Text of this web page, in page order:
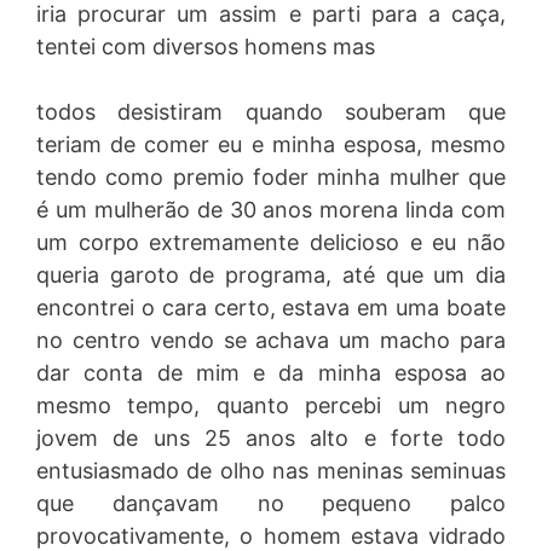
iria procurar um assim e parti para a caça,
tentei com diversos homens mas
todos desistiram quando souberam que
teriam de comer eu e minha esposa, mesmo
tendo como premio foder minha mulher que
é um mulherão de 30 anos morena linda com
um corpo extremamente delicioso e eu não
queria garoto de programa, até que um dia
encontrei o cara certo, estava em uma boate
no centro vendo se achava um macho para
dar conta de mim e da minha esposa ao
mesmo tempo, quanto percebi um negro
jovem de uns 25 anos alto e forte todo
entusiasmado de olho nas meninas seminuas
que dançavam no pequeno palco
provocativamente, o homem estava vidrado